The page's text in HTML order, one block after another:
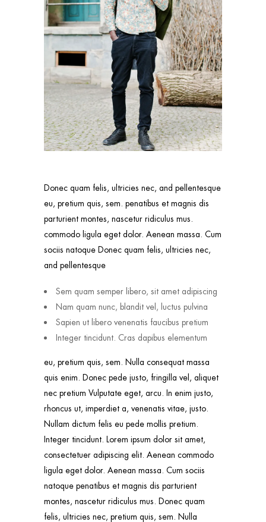
Donec quam felis, ultricies nec, and pellentesque
eu, pretium quis, sem. penatibus et magnis dis
parturient montes, nascetur ridiculus mus.
commodo ligula eget dolor. Aenean massa. Cum
sociis natoque Donec quam felis, ultricies nec,
and pellentesque
Sem quam semper libero, sit amet adipiscing
Nam quam nunc, blandit vel, luctus pulvina
Sapien ut libero venenatis faucibus pretium
Integer tincidunt. Cras dapibus elementum
eu, pretium quis, sem. Nulla consequat massa
quis enim. Donec pede justo, fringilla vel, aliquet
nec pretium Vulputate eget, arcu. In enim justo,
rhoncus ut, imperdiet a, venenatis vitae, justo.
Nullam dictum felis eu pede mollis pretium.
Integer tincidunt. Lorem ipsum dolor sit amet,
consectetuer adipiscing elit. Aenean commodo
ligula eget dolor. Aenean massa. Cum sociis
natoque penatibus et magnis dis parturient
montes, nascetur ridiculus mus. Donec quam
felis, ultricies nec, pretium quis, sem. Nulla